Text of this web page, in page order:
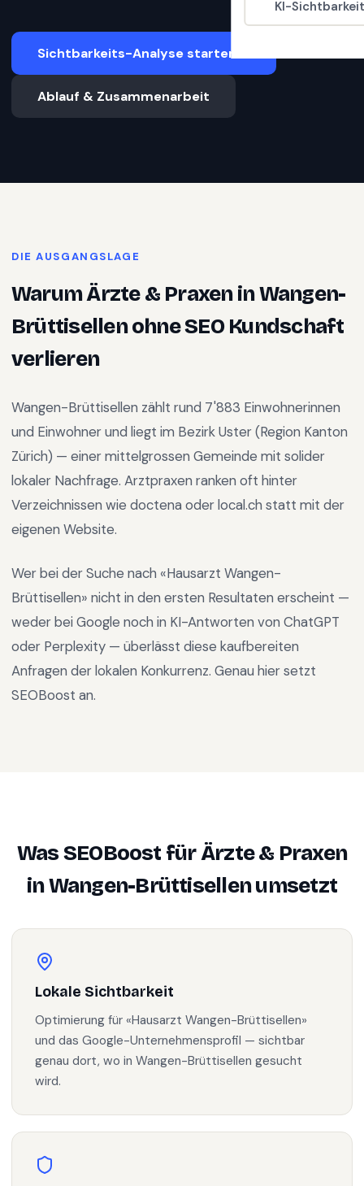
KI-
Sichtbarkeits-Analyse starten
Ablauf & Zusammenarbeit
DIE AUSGANGSLAGE
WarumÄrzte & PraxeninWangen-
Brüttisellenohne SEO Kundschaft
verlieren
Wangen-Brüttisellen zählt rund 7'883 Einwohnerinnen
und Einwohner und liegt im Bezirk Uster(Region Kanton
Zürich) — einer mittelgrossen Gemeinde mit solider
lokaler Nachfrage. Arztpraxen ranken oft hinter
Verzeichnissen wie doctena oder local.ch statt mit der
eigenen Website.
Wer bei der Suche nach «Hausarzt Wangen-
Brüttisellen» nicht in den ersten Resultaten erscheint —
weder bei Google noch in KI-Antworten von ChatGPT
oder Perplexity — überlässt diese kaufbereiten
Anfragen der lokalen Konkurrenz. Genau hier setzt
SEOBoost an.
Was SEOBoost fürÄrzte & Praxen
inWangen-Brüttisellenumsetzt
Lokale Sichtbarkeit
Optimierung für «Hausarzt Wangen-Brüttisellen»
und das Google-Unternehmensprofil — sichtbar
genau dort, wo in Wangen-Brüttisellen gesucht
wird.